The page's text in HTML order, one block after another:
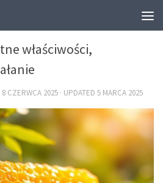
właściwości,
8 CZERWCA 2025 · UPDATED 5 MARCA 2025